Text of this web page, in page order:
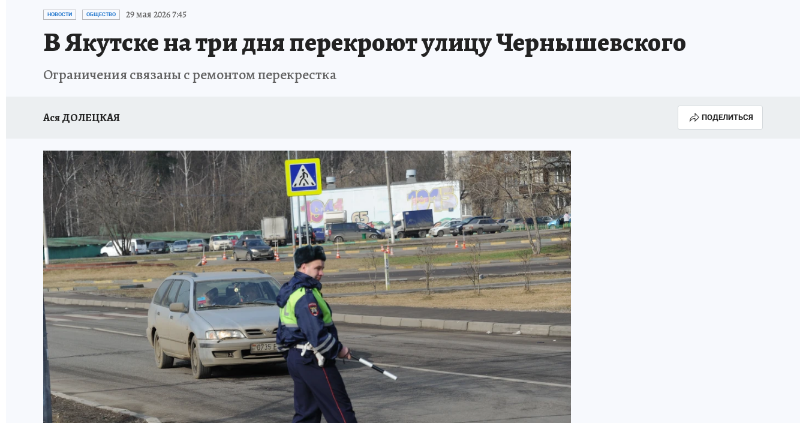
ЗАПОВЕДНАЯ РОССИЯ
НОВОСТИ ОБЩЕСТВО 29 мая 2026 7:45
В Якутске на три дня перекроют улицу Чернышевского
Ограничения связаны с ремонтом перекрестка
Ася ДОЛЕЦКАЯ ПОДЕЛИТЬСЯ